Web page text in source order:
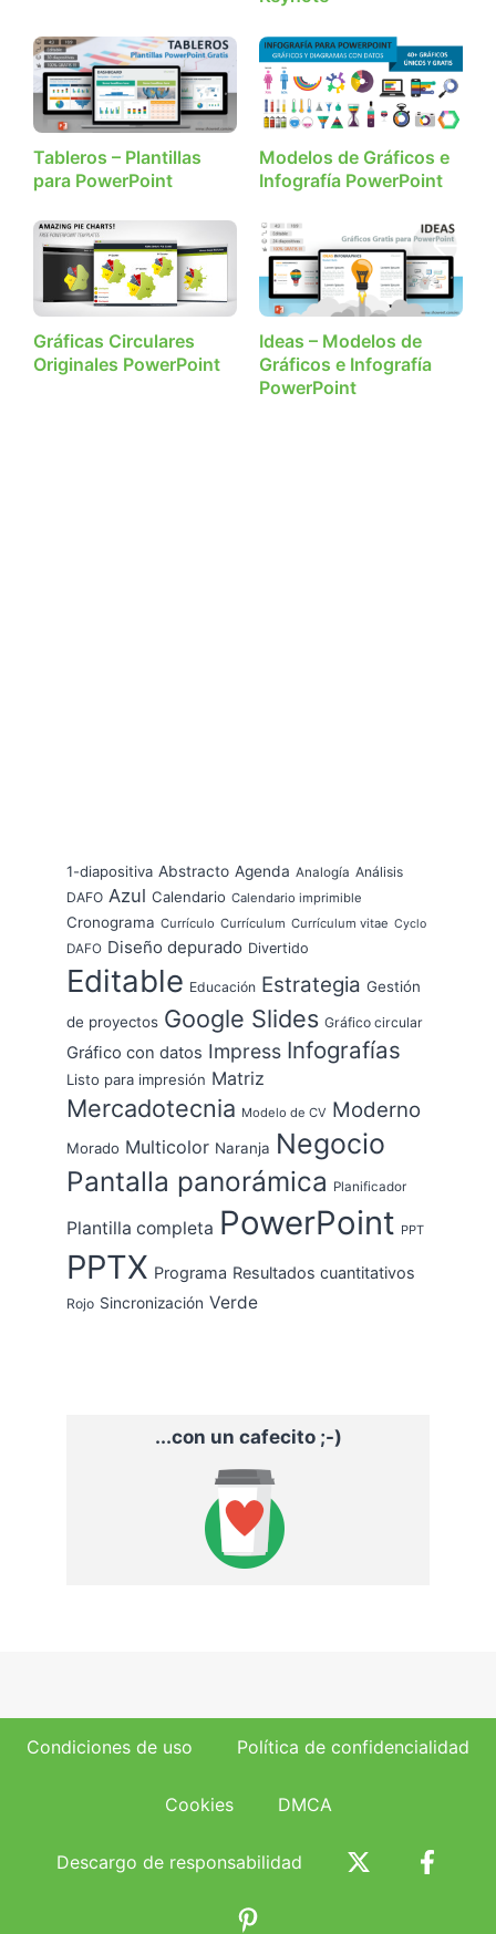
Tableros – Plantillas
para PowerPoint
Modelos de Gráficos e
Infografía PowerPoint
Gráficas Circulares
Originales PowerPoint
Ideas – Modelos de
Gráficos e Infografía
PowerPoint
1-diapositiva Abstracto Agenda Analogía Análisis
DAFO Azul Calendario Calendario imprimible
Cronograma Currículo Currículum Currículum vitae Cyclo
DAFO Diseño depurado Divertido
Editable Educación Estrategia Gestión
de proyectos Google Slides Gráfico circular
Gráfico con datos Impress Infografías
Listo para impresión Matriz
Mercadotecnia Modelo de CV Moderno
Morado Multicolor Naranja Negocio
Pantalla panorámica Planificador
Plantilla completa PowerPoint PPT
PPTX Programa Resultados cuantitativos
Rojo Sincronización Verde
...con un cafecito ;-)
Condiciones de uso Política de confidencialidad
Cookies DMCA
Descargo de responsabilidad